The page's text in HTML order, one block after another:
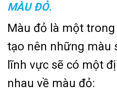
MÀU ĐỎ.
Màu đỏ là một
tạo nên những màu
lĩnh vực sẽ có một
nhau về màu đỏ: